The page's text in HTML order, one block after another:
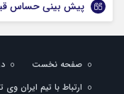
پیش بینی حساس
صفحه نخست
ارتباط با تیم ایران وی